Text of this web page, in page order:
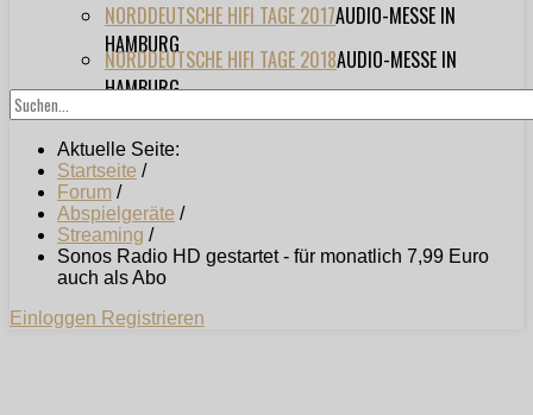
NORDDEUTSCHE HIFI TAGE 2017AUDIO-MESSE IN
HAMBURG
NORDDEUTSCHE HIFI TAGE 2018AUDIO-MESSE IN
HAMBURG
Aktuelle Seite:
Startseite /
Forum /
Abspielgeräte /
Streaming /
Sonos Radio HD gestartet - für monatlich 7,99 Euro
auch als Abo
Einloggen Registrieren